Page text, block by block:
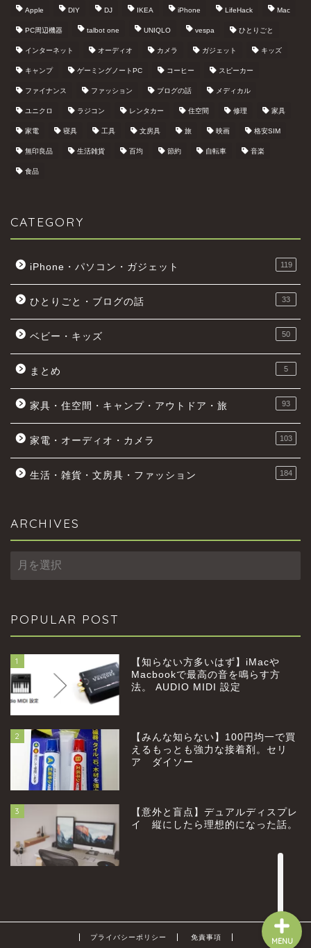
Apple DIY DJ IKEA iPhone LifeHack Mac
PC周辺機器 talbot one UNIQLO vespa ひとりごと
インターネット オーディオ カメラ ガジェット キッズ
キャンプ ゲーミングノートPC コーヒー スピーカー
ファイナンス ファッション ブログの話 メディカル
ユニクロ ラジコン レンタカー 住空間 修理 家具
家電 寝具 工具 文房具 旅 映画 格安SIM
無印良品 生活雑貨 百均 節約 自転車 音楽
食品
CATEGORY
iPhone・パソコン・ガジェット 119
ひとりごと・ブログの話 33
ベビー・キッズ 50
まとめ 5
家具・住空間・キャンプ・アウトドア・旅 93
家電・オーディオ・カメラ 103
生活・雑貨・文房具・ファッション 184
ARCHIVES
POPULAR POST
1
【知らない方多いはず】iMacや
Macbookで最高の音を鳴らす方
法。 AUDIO MIDI 設定
2
【みんな知らない】100円均一で買
えるもっとも強力な接着剤。セリ
ア ダイソー
3
【意外と盲点】デュアルディスプレ
イ 縦にしたら理想的になった話。
プライバシーポリシー 免責事項 MENU
home
category